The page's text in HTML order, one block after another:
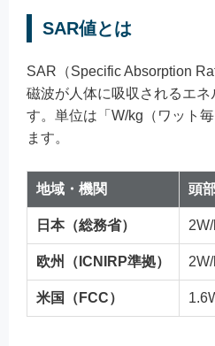
SAR値とは
SAR（Specific Absorption
磁波が人体に吸収されるエ
す。単位は「W/kg（ワット
ます。
地域・機関 頭
日本（総務省）
欧州（ICNIRP準拠）
米国（FCC）